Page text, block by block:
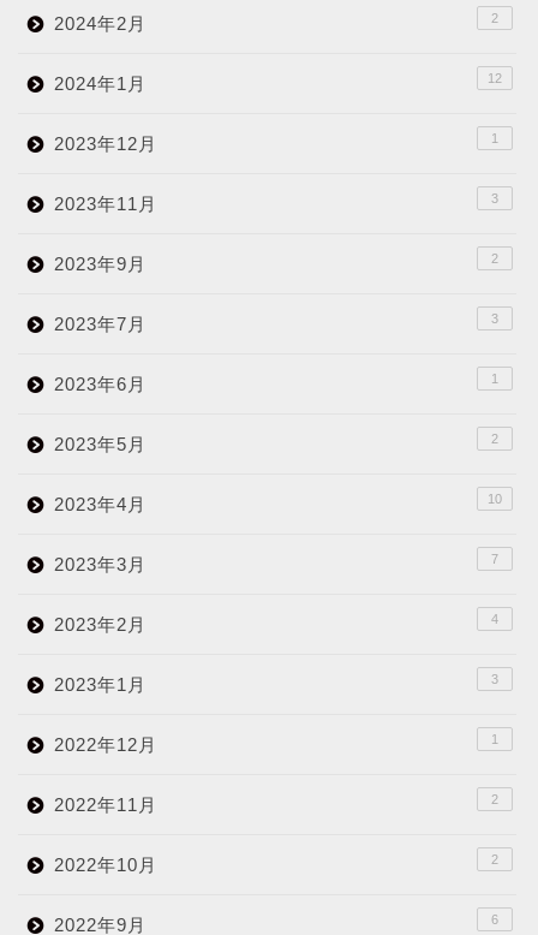
2024年2月 2
2024年1月 12
2023年12月 1
2023年11月 3
2023年9月 2
2023年7月 3
2023年6月 1
2023年5月 2
2023年4月 10
2023年3月 7
2023年2月 4
2023年1月 3
2022年12月 1
2022年11月 2
2022年10月 2
2022年9月 6